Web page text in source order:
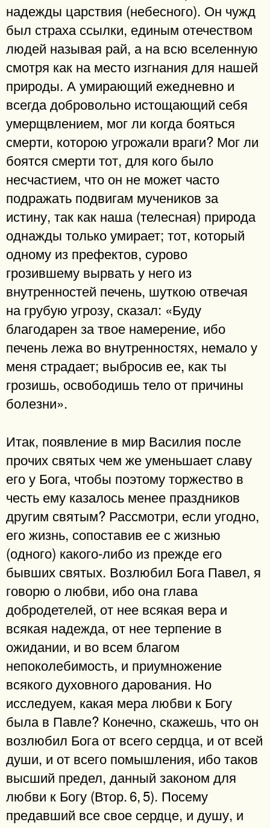
надежды царствия (небесного). Он чужд
был страха ссылки, единым отечеством
людей называя рай, а на всю вселенную
смотря как на место изгнания для нашей
природы. А умирающий ежедневно и
всегда добровольно истощающий себя
умерщвлением, мог ли когда бояться
смерти, которою угрожали враги? Мог ли
боятся смерти тот, для кого было
несчастием, что он не может часто
подражать подвигам мучеников за
истину, так как наша (телесная) природа
однажды только умирает; тот, который
одному из префектов, сурово
грозившему вырвать у него из
внутренностей печень, шуткою отвечая
на грубую угрозу, сказал: «Буду
благодарен за твое намерение, ибо
печень лежа во внутренностях, немало у
меня страдает; выбросив ее, как ты
грозишь, освободишь тело от причины
болезни».
Итак, появление в мир Василия после
прочих святых чем же уменьшает славу
его у Бога, чтобы поэтому торжество в
честь ему казалось менее праздников
другим святым? Рассмотри, если угодно,
его жизнь, сопоставив ее с жизнью
(одного) какого-либо из прежде его
бывших святых. Возлюбил Бога Павел, я
говорю о любви, ибо она глава
добродетелей, от нее всякая вера и
всякая надежда, от нее терпение в
ожидании, и во всем благом
непоколебимость, и приумножение
всякого духовного дарования. Но
исследуем, какая мера любви к Богу
была в Павле? Конечно, скажешь, что он
возлюбил Бога от всего сердца, и от всей
души, и от всего помышления, ибо таков
высший предел, данный законом для
любви к Богу (Втор. 6, 5). Посему
предавший все свое сердце, и душу, и